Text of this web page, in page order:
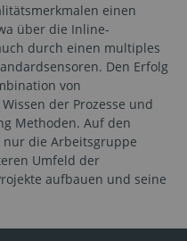
einen
über die Inline-
durch einen multiples
Den Erfolg
von
der Prozesse und
Methoden. Auf den
nur die Arbeitsgruppe
Umfeld der
aufbauen und seine